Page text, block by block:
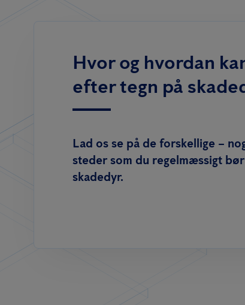
Hvor og hvordan
efter tegn på
Lad os se på de forskellige –
steder som du regelmæssigt
skadedyr.